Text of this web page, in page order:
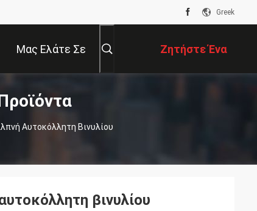
Greek
Μας Ελάτε Σε
Επαφή Με
Ζητήστε Ένα
Απόσπασμα
Αυτοκόλλητη Βινυλίου
βινυλίου